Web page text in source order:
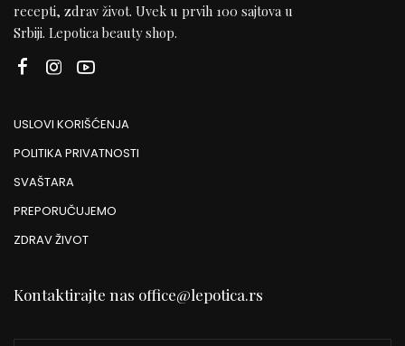
recepti, zdrav život. Uvek u prvih 100 sajtova u
Srbiji. Lepotica beauty shop.
USLOVI KORIŠĆENJA
POLITIKA PRIVATNOSTI
SVAŠTARA
PREPORUČUJEMO
ZDRAV ŽIVOT
Kontaktirajte nas office@lepotica.rs